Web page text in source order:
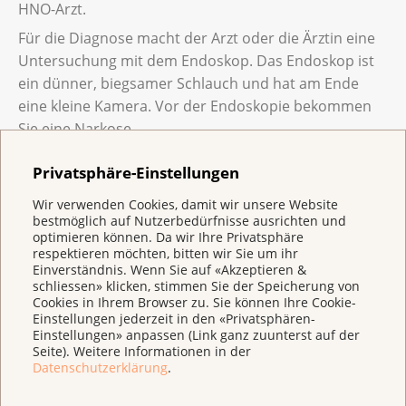
Privatsphäre-Einstellungen
Wir verwenden Cookies, damit wir unsere Website
bestmöglich auf Nutzerbedürfnisse ausrichten und
optimieren können. Da wir Ihre Privatsphäre
respektieren möchten, bitten wir Sie um ihr
Einverständnis. Wenn Sie auf «Akzeptieren &
schliessen» klicken, stimmen Sie der Speicherung von
Cookies in Ihrem Browser zu. Sie können Ihre Cookie-
Einstellungen jederzeit in den «Privatsphären-
Einstellungen» anpassen (Link ganz zuunterst auf der
Seite). Weitere Informationen in der
Datenschutzerklärung.
HNO-Arzt.
Für die Diagnose macht der Arzt oder die Ärztin eine
Untersuchung mit dem Endoskop. Das Endoskop ist
ein dünner, biegsamer Schlauch und hat am Ende
eine kleine Kamera. Vor der Endoskopie bekommen
Sie eine Narkose.
Kehlkopf und die Luftröhre. Verdächtige Stellen
untersucht er genauer mit einer Lupe. Vielleicht
entnimmt der Arzt Gewebeproben, die er im Labor
untersuchen lässt.
Um den Halsbereich zu untersuchen, macht er
zusätzlich einen Ultraschall oder eine Computer-
Tomografie (CT).